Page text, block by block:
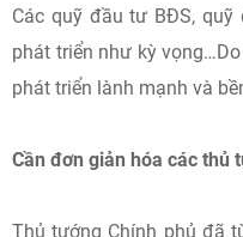
Các quỹ đầu tư BĐS,
phát triển như kỳ
phát triển lành mạnh và
Cần đơn giản hóa các thủ
Thủ tướng Chính phủ đã